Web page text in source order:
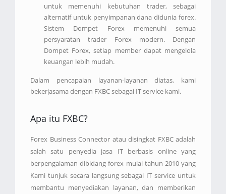
untuk memenuhi kebutuhan trader, sebagai
alternatif untuk penyimpanan dana didunia forex.
Sistem Dompet Forex memenuhi semua
persyaratan trader Forex modern. Dengan
Dompet Forex, setiap member dapat mengelola
keuangan lebih mudah.
Dalam pencapaian layanan-layanan diatas, kami
bekerjasama dengan FXBC sebagai IT service kami.
Apa itu FXBC?
Forex Business Connector atau disingkat FXBC adalah
salah satu penyedia jasa IT berbasis online yang
berpengalaman dibidang forex mulai tahun 2010 yang
Kami tunjuk secara langsung sebagai IT service untuk
membantu menyediakan layanan, dan memberikan